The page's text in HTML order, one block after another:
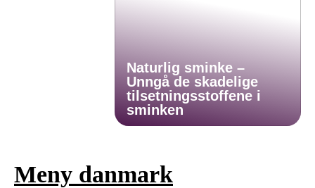
Naturlig sminke –
Unngå de skadelige
tilsetningsstoffene i
sminken
Meny danmark